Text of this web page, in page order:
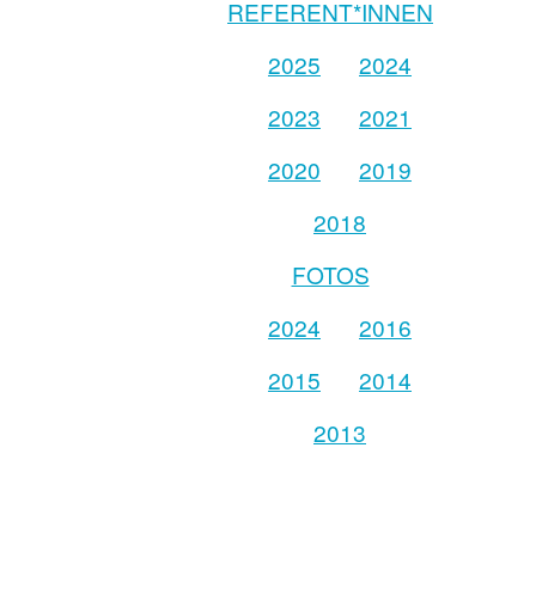
REFERENT*INNEN
2025
2024
2023
2021
2020
2019
2018
FOTOS
2024
2016
2015
2014
2013